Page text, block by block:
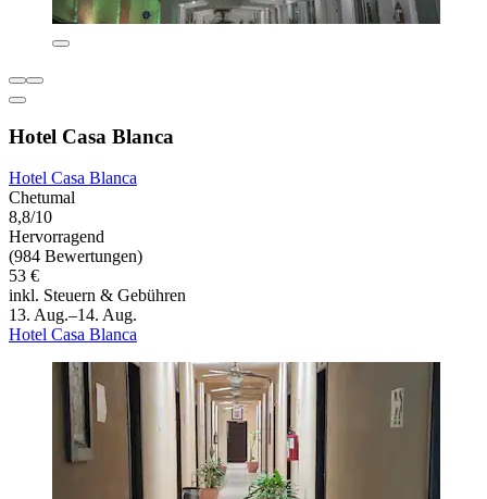
Hotel Casa Blanca
Hotel Casa Blanca
Chetumal
8,8/10
Hervorragend
(984 Bewertungen)
53 €
inkl. Steuern & Gebühren
13. Aug.–14. Aug.
Hotel Casa Blanca